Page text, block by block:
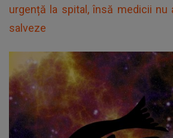
urgență la spital, însă medicii nu
salveze